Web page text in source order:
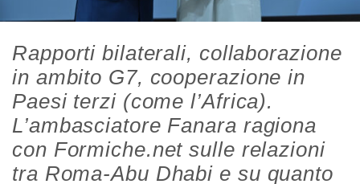
Rapporti bilaterali, collaborazione
in ambito G7, cooperazione in
Paesi terzi (come l’Africa).
L’ambasciatore Fanara ragiona
con Formiche.net sulle relazioni
tra Roma-Abu Dhabi e su quanto